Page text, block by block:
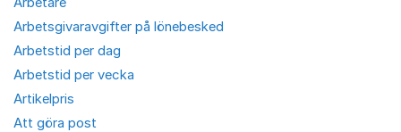
Arbetsgivaravgifter på lönebesked
Arbetstid per dag
Arbetstid per vecka
Artikelpris
Att göra post